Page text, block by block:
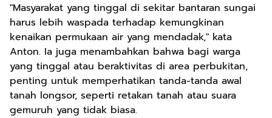
"Masyarakat yang tinggal di sekitar bantaran sungai
harus lebih waspada terhadap kemungkinan
kenaikan permukaan air yang mendadak," kata
Anton. Ia juga menambahkan bahwa bagi warga
yang tinggal atau beraktivitas di area perbukitan,
penting untuk memperhatikan tanda-tanda awal
tanah longsor, seperti retakan tanah atau suara
gemuruh yang tidak biasa.